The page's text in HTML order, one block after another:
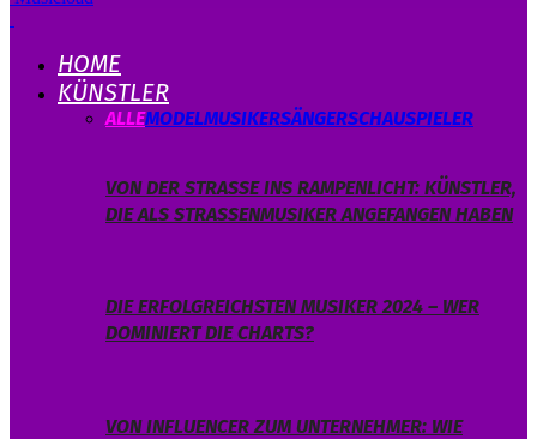
HOME
KÜNSTLER
ALLEMODELMUSIKERSÄNGERSCHAUSPIELER
VON DER STRASSE INS RAMPENLICHT: KÜNSTLER, D
IE ALS STRASSENMUSIKER ANGEFANGEN HABEN
DIE ERFOLGREICHSTEN MUSIKER 2024 – WER
DOMINIERT DIE CHARTS?
VON INFLUENCER ZUM UNTERNEHMER: WIE